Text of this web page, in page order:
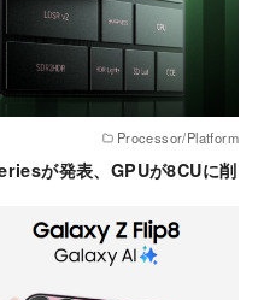
Processor/Platform
が発表、GPUが8CUに削